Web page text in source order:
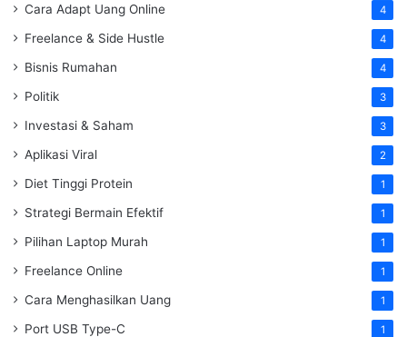
Cara Adapt Uang Online 4
Freelance & Side Hustle 4
Bisnis Rumahan 4
Politik 3
Investasi & Saham 3
Aplikasi Viral 2
Diet Tinggi Protein 1
Strategi Bermain Efektif 1
Pilihan Laptop Murah 1
Freelance Online 1
Cara Menghasilkan Uang 1
Port USB Type-C 1